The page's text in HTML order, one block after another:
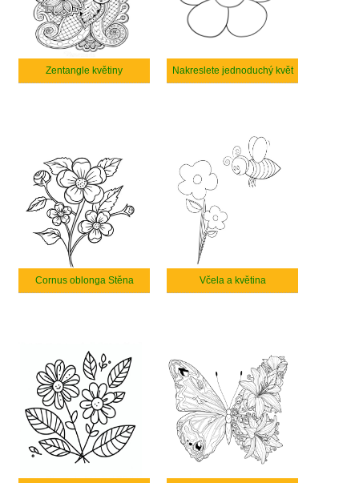
Zentangle květiny Nakreslete jednoduchý květ
Cornus oblonga Stěna Včela a květina